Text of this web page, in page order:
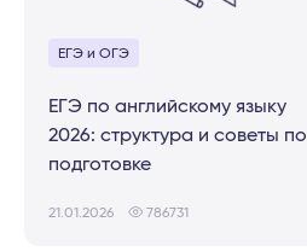
ЕГЭ и ОГЭ
ЕГЭ по английскому языку
2026: структура и советы по
подготовке
21.01.2026 786731